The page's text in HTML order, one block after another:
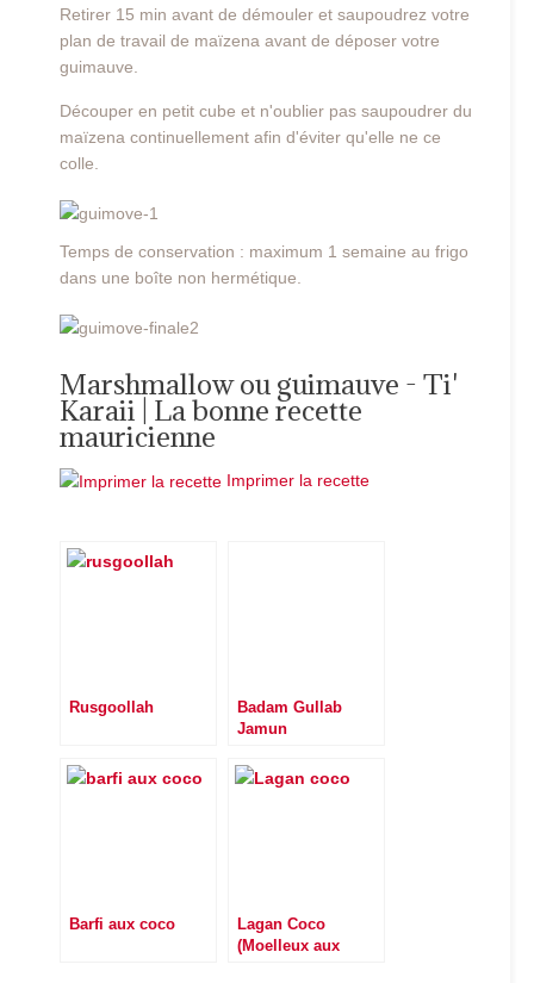
Retirer 15 min avant de démouler et saupoudrez votre
plan de travail de maïzena avant de déposer votre
guimauve.
Découper en petit cube et n'oublier pas saupoudrer du
maïzena continuellement afin d'éviter qu'elle ne ce
colle.
Temps de conservation : maximum 1 semaine au frigo
dans une boîte non hermétique.
Marshmallow ou guimauve - Ti'
Karaii | La bonne recette
mauricienne
Imprimer la recette
Rusgoollah
Badam Gullab
Jamun
Barfi aux coco
Lagan Coco
(Moelleux aux